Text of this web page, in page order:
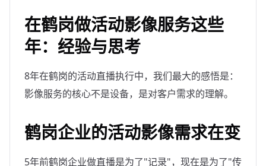
在鹤岗做活动影像服务这些
年：经验与思考
8年在鹤岗的活动直播执行中，我们最大的感悟是：
影像服务的核心不是设备，是对客户需求的理解。
鹤岗企业的活动影像需求在变
5年前鹤岗企业做直播是为了"记录"，现在是为了"传